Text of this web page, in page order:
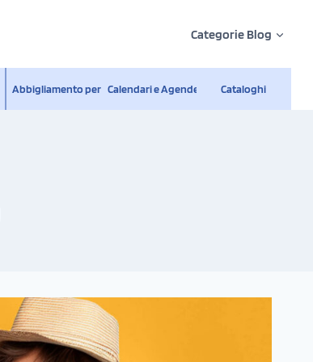
Categorie Blog
Abbigliamento personalizzato
Calendari e Agende Cataloghi